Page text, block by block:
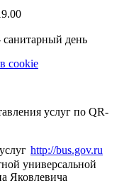
день
cookie
услуг по QR-
http://bus.gov.ru
универсальной
Яковлевича